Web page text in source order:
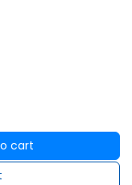
cart